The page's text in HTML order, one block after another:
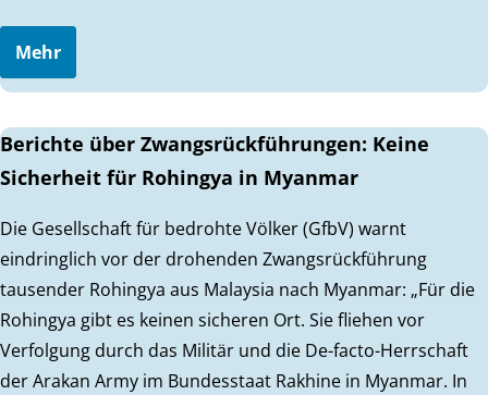
Mehr
Berichte über Zwangsrückführungen: Keine
Sicherheit für Rohingya in Myanmar
Die Gesellschaft für bedrohte Völker (GfbV) warnt
eindringlich vor der drohenden Zwangsrückführung
tausender Rohingya aus Malaysia nach Myanmar: „Für die
Rohingya gibt es keinen sicheren Ort. Sie fliehen vor
Verfolgung durch das Militär und die De-facto-Herrschaft
der Arakan Army im Bundesstaat Rakhine in Myanmar. In